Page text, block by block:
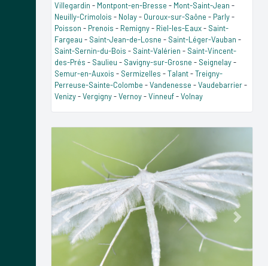
Villegardin - Montpont-en-Bresse - Mont-Saint-Jean -
Neuilly-Crimolois - Nolay- Ouroux-sur-Saône - Parly-
Poisson - Prenois - Remigny- Riel-les-Eaux- Saint-
Fargeau - Saint-Jean-de-Losne - Saint-Léger-Vauban -
Saint-Sernin-du-Bois - Saint-Valérien - Saint-Vincent-
des-Prés - Saulieu - Savigny-sur-Grosne - Seignelay-
Semur-en-Auxois - Sermizelles -Talant-Treigny-
Perreuse-Sainte-Colombe -Vandenesse -Vaudebarrier-
Venizy-Vergigny-Vernoy-Vinneuf-Volnay
Previous Next